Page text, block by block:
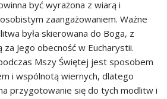
być wyrażona z wiarą i
zaangażowaniem. Ważne
była skierowana do Boga, z
Jego obecność w Eucharystii.
Mszy Świętej jest sposobem
i wspólnotą wiernych, dlatego
przygotowanie się do tych modlitw i